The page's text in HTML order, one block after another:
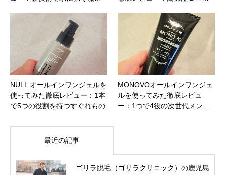
NULL オールインワンジェルを
使ってみた徹底レビュー：1本
で5つの役割を持つすぐれもの
MONOVOオールインワンジェ
ルを使ってみた徹底レビュ
ー：1つで4役の次世代メン…
最近の記事
ゴリラ脱毛（ゴリラクリニック）の鹿児島